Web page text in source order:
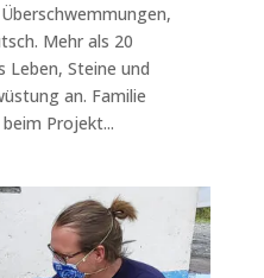
Mehr als 20
Leben, Steine und
an. Familie
Projekt...